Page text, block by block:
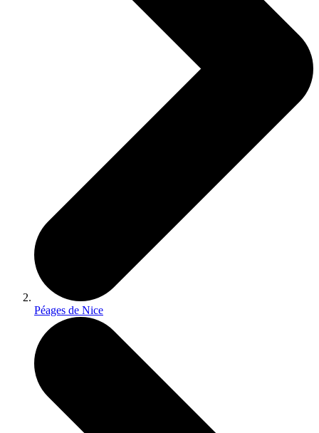
Péages de Nice